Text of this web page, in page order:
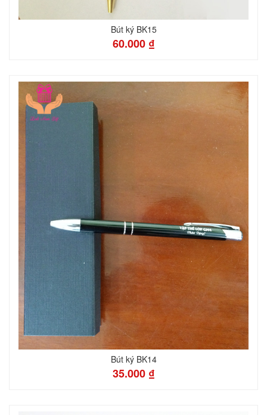
Bút ký BK15
60.000 ₫
Bút ký BK14
35.000 ₫